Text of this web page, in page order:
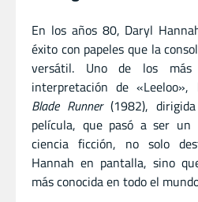
En los años 80, Daryl
éxito con papeles que la
versátil. Uno de los más
interpretación de
Blade Runner(1982),
película, que pasó a ser
ciencia ficción, no solo
Hannah en pantalla, sino
más conocida en todo el